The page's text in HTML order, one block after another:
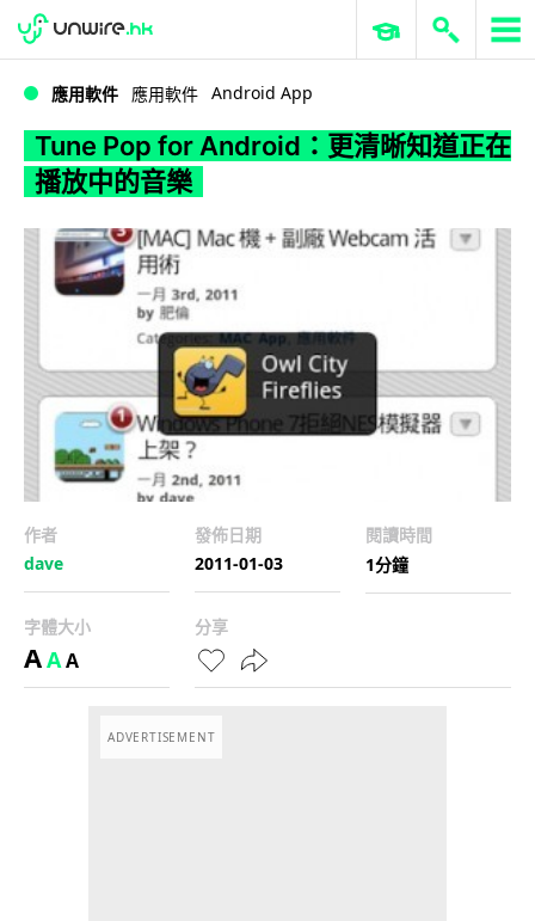
WWDC 2026 ERP 與商業 AI
應用軟件 應用軟件 Android App
Tune Pop for Android：更清晰知道正在
播放中的音樂
作者
dave
發佈日期
2011-01-03
閱讀時間
1分鐘
字體大小
AAA
分享
ADVERTISEMENT